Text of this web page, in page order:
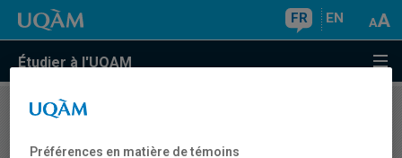
FR EN
Étudier à l'UQAM
COURS//
Préférences en matière de témoins